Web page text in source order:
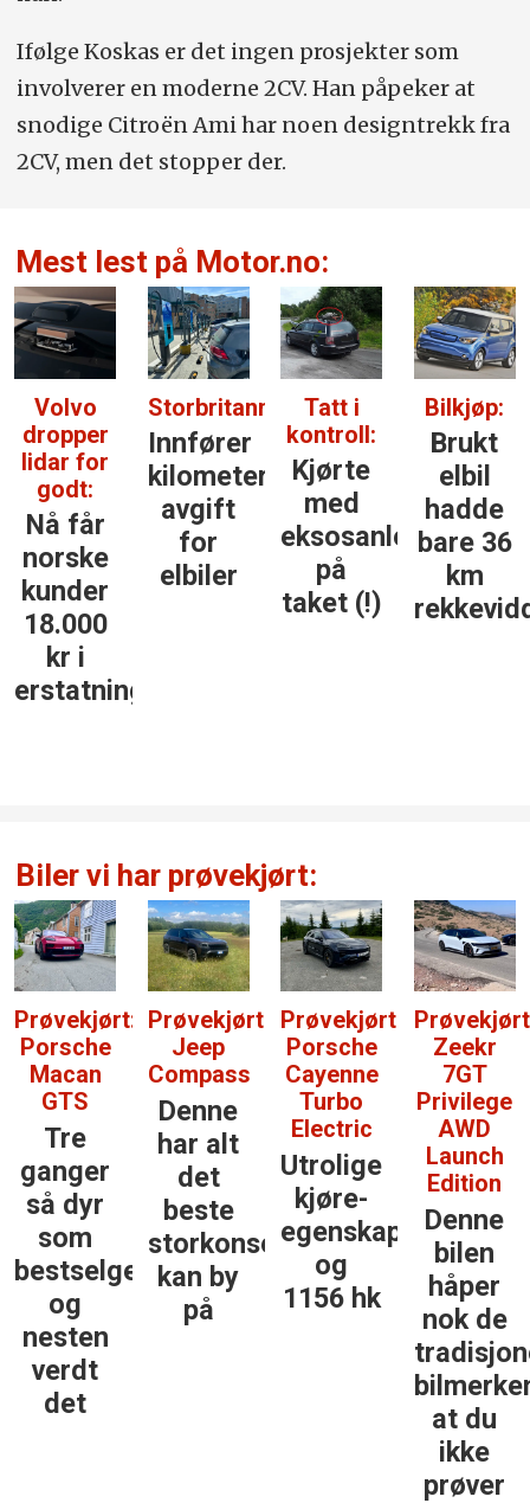
Ifølge Koskas er det ingen prosjekter som
involverer en moderne 2CV. Han påpeker at
snodige Citroën Ami har noen designtrekk fra
2CV, men det stopper der.
Mest lest på Motor.no:
Volvo
dropper
lidar for
godt:
Nå får
norske
kunder
18.000
kr i
erstatning
Storbritannia:
Innfører
kilometer­
avgift
for
elbiler
Tatt i
kontroll:
Kjørte
med
eksosanlegget
på
taket (!)
Bilkjøp:
Brukt
elbil
hadde
bare 36
km
Biler vi har prøvekjørt:
Prøvekjørt:
Porsche
Macan
GTS
Tre
ganger
så dyr
som
bestselgerne
og
nesten
verdt
det
Prøvekjørt:
Jeep
Compass
Denne
har alt
det
beste
storkonsernet
kan by
på
Prøvekjørt:
Porsche
Cayenne
Turbo
Electric
Utrolige
kjøre­
egenskaper
og
1156 hk
Zeekr
7GT
Privilege
AWD
Launch
Edition
Denne
bilen
håper
nok de
at du
ikke
prøver